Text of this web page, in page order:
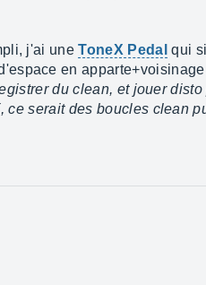
j'ai uneToneX Pedal qui
en
du clean, et jouer
serait des boucles clean